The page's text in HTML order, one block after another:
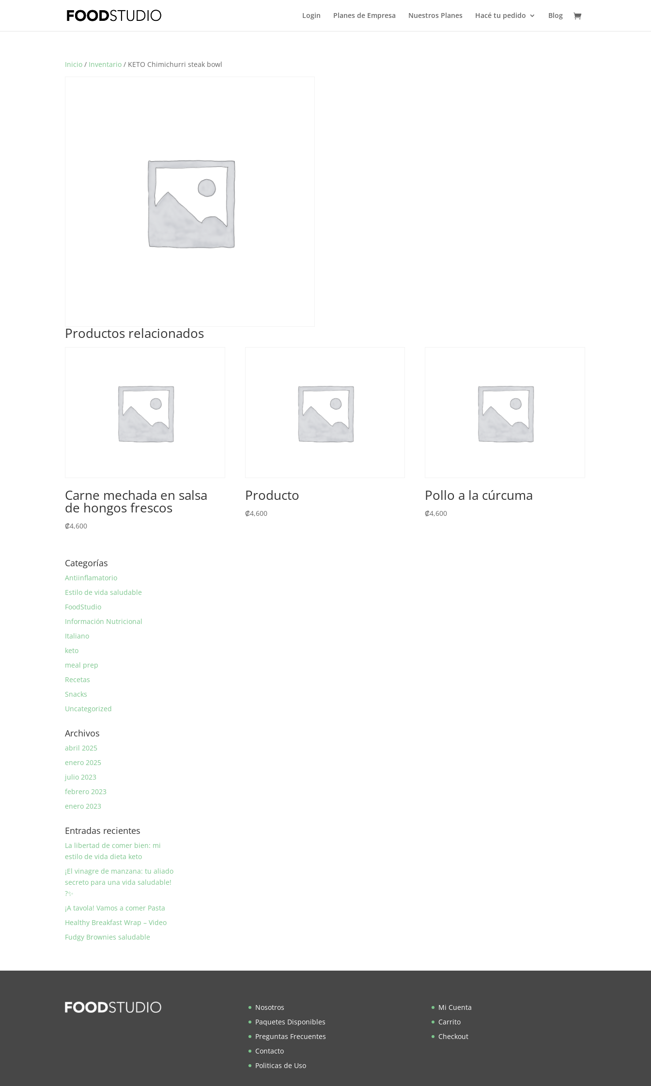
Login Planes de Empresa Nuestros Planes Hacé tu pedido Blog
Inicio / Inventario / KETO Chimichurri steak bowl
Productos relacionados
Carne mechada en salsa
de hongos frescos
₡4,600
Producto
₡4,600
Pollo a la cúrcuma
₡4,600
Categorías
Antiinflamatorio
Estilo de vida saludable
FoodStudio
Información Nutricional
Italiano
keto
meal prep
Recetas
Snacks
Uncategorized
Archivos
abril 2025
enero 2025
julio 2023
febrero 2023
enero 2023
Entradas recientes
La libertad de comer bien: mi
estilo de vida dieta keto
¡El vinagre de manzana: tu aliado
secreto para una vida saludable!
?✨
¡A tavola! Vamos a comer Pasta
Healthy Breakfast Wrap – Video
Fudgy Brownies saludable
Nosotros
Paquetes Disponibles
Preguntas Frecuentes
Contacto
Politicas de Uso
Mi Cuenta
Carrito
Checkout